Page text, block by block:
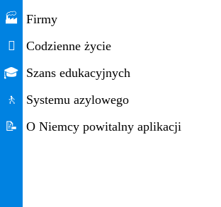
🏭 Firmy

Codzienne życie
🎓 Szans edukacyjnych
🚶
Systemu azylowego
📝
O Niemcy powitalny aplikacji